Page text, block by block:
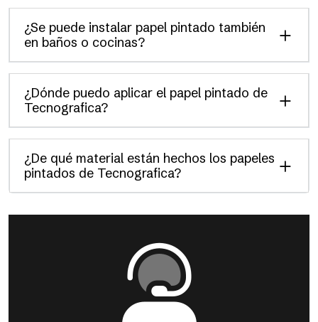
¿Se puede instalar papel pintado también
en baños o cocinas?
¿Dónde puedo aplicar el papel pintado de
Tecnografica?
¿De qué material están hechos los papeles
pintados de Tecnografica?